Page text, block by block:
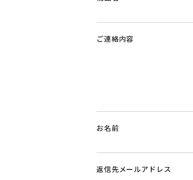
ご連絡内容
お名前
返信先メールアドレス